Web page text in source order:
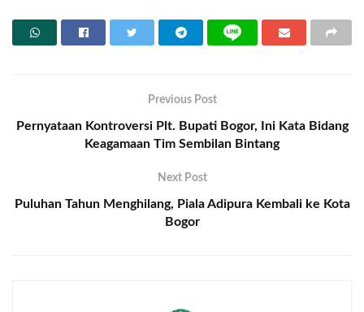
Previous Post
Pernyataan Kontroversi Plt. Bupati Bogor, Ini Kata Bidang
Keagamaan Tim Sembilan Bintang
Next Post
Puluhan Tahun Menghilang, Piala Adipura Kembali ke Kota
Bogor